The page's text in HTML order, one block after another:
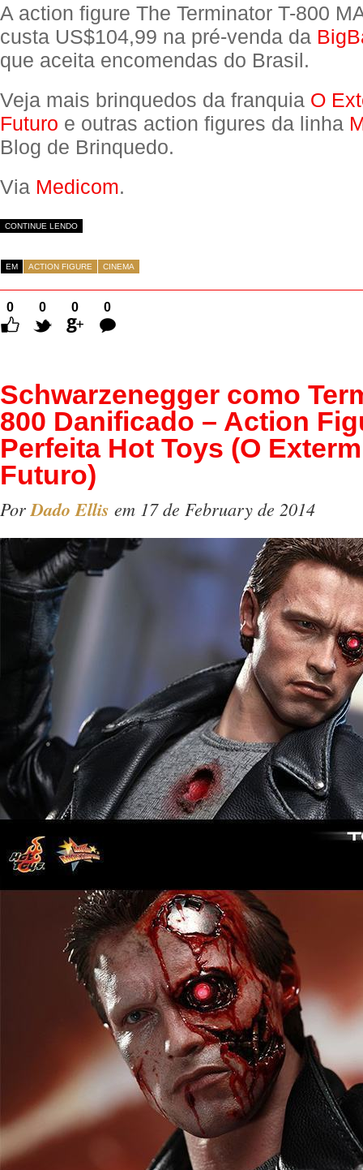
A action figure The Terminator T-800
custa US$104,99 na pré-venda da
que aceita encomendas do Brasil.
Veja mais brinquedos da franquia O
Futuro e outras action figures da linha
Blog de Brinquedo.
Via Medicom.
CONTINUE LENDO
EM ACTION FIGURE CINEMA
0 0 0
0
Comentários
Schwarzenegger como
800 Danificado – Action
Perfeita Hot Toys (O
Futuro)
Por Dado Ellis em 17 de February de 2014